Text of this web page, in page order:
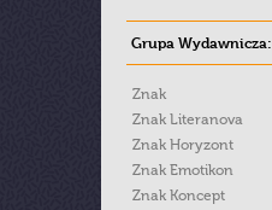
Grupa Wydawnicza:
Znak
Znak Literanova
Znak Horyzont
Znak Emotikon
Znak Koncept